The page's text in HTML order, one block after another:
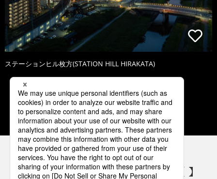
ステーションヒル枚方(STATION HILL HIRAKATA)
1 2 3 4 5
パナソニックの電気設備 SNSアカウント